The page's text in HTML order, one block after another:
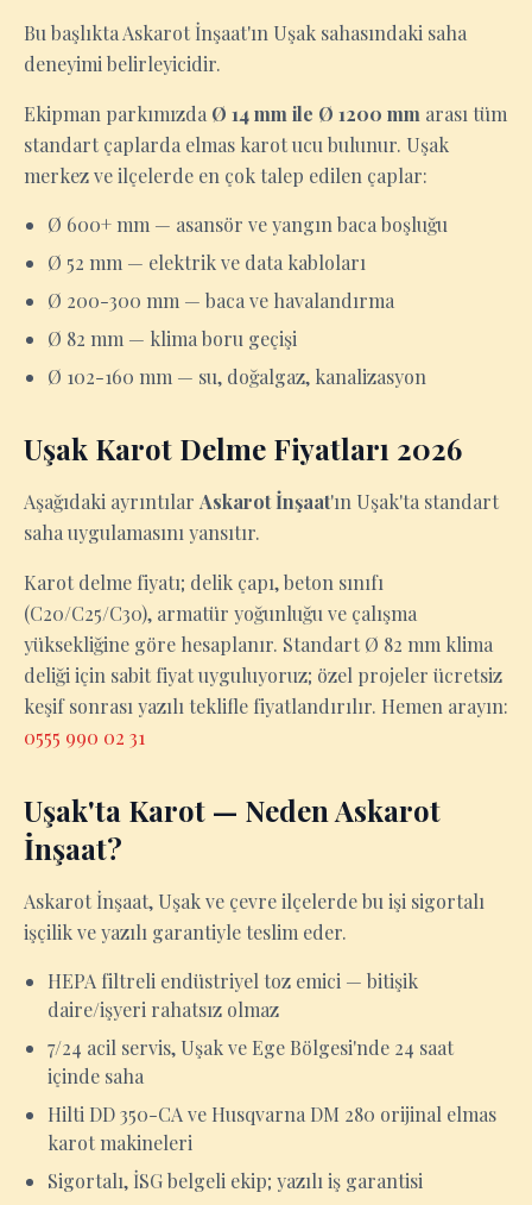
Bu başlıkta Askarot İnşaat'ın Uşak sahasındaki saha
deneyimi belirleyicidir.
Ekipman parkımızda Ø 14 mm ile Ø 1200 mm arası tüm
standart çaplarda elmas karot ucu bulunur. Uşak
merkez ve ilçelerde en çok talep edilen çaplar:
Ø 600+ mm — asansör ve yangın baca boşluğu
Ø 52 mm — elektrik ve data kabloları
Ø 200-300 mm — baca ve havalandırma
Ø 82 mm — klima boru geçişi
Ø 102-160 mm — su, doğalgaz, kanalizasyon
Uşak Karot Delme Fiyatları 2026
Aşağıdaki ayrıntılar Askarot İnşaat'ın Uşak'ta standart
saha uygulamasını yansıtır.
Karot delme fiyatı; delik çapı, beton sınıfı
(C20/C25/C30), armatür yoğunluğu ve çalışma
yüksekliğine göre hesaplanır. Standart Ø 82 mm klima
deliği için sabit fiyat uyguluyoruz; özel projeler ücretsiz
keşif sonrası yazılı teklifle fiyatlandırılır. Hemen arayın:
0555 990 02 31
Uşak'ta Karot — Neden Askarot
İnşaat?
Askarot İnşaat, Uşak ve çevre ilçelerde bu işi sigortalı
işçilik ve yazılı garantiyle teslim eder.
HEPA filtreli endüstriyel toz emici — bitişik
daire/işyeri rahatsız olmaz
7/24 acil servis, Uşak ve Ege Bölgesi'nde 24 saat
içinde saha
Hilti DD 350-CA ve Husqvarna DM 280 orijinal elmas
karot makineleri
Sigortalı, İSG belgeli ekip; yazılı iş garantisi